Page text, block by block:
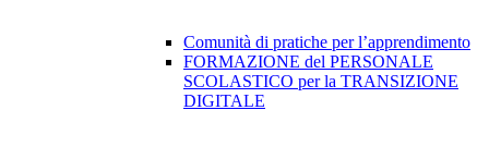
Comunità di pratiche per l’apprendimento
FORMAZIONE del PERSONALE
SCOLASTICO per la TRANSIZIONE
DIGITALE